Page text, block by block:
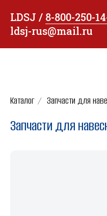
LDSJ / 8-800-250-
ldsj-rus@mail.ru
Каталог / Запчасти для
Запчасти для